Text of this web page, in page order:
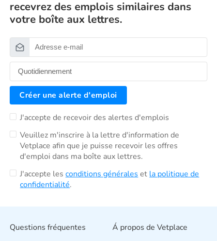
recevrez des emplois similaires dans
votre boîte aux lettres.
Créer une alerte d'emploi
J'accepte de recevoir des alertes d'emplois
Veuillez m'inscrire à la lettre d'information de
Vetplace afin que je puisse recevoir les offres
d'emploi dans ma boîte aux lettres.
J'accepte lesconditions générales et la politique de
confidentialité.
Questions fréquentes
Á propos de Vetplace